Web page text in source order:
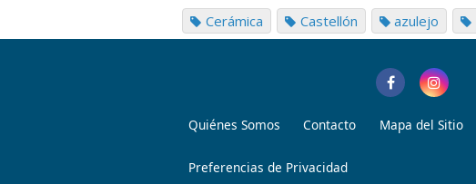
Cerámica Castellón azulejo
Quiénes Somos Contacto Mapa del Sitio
Preferencias de Privacidad